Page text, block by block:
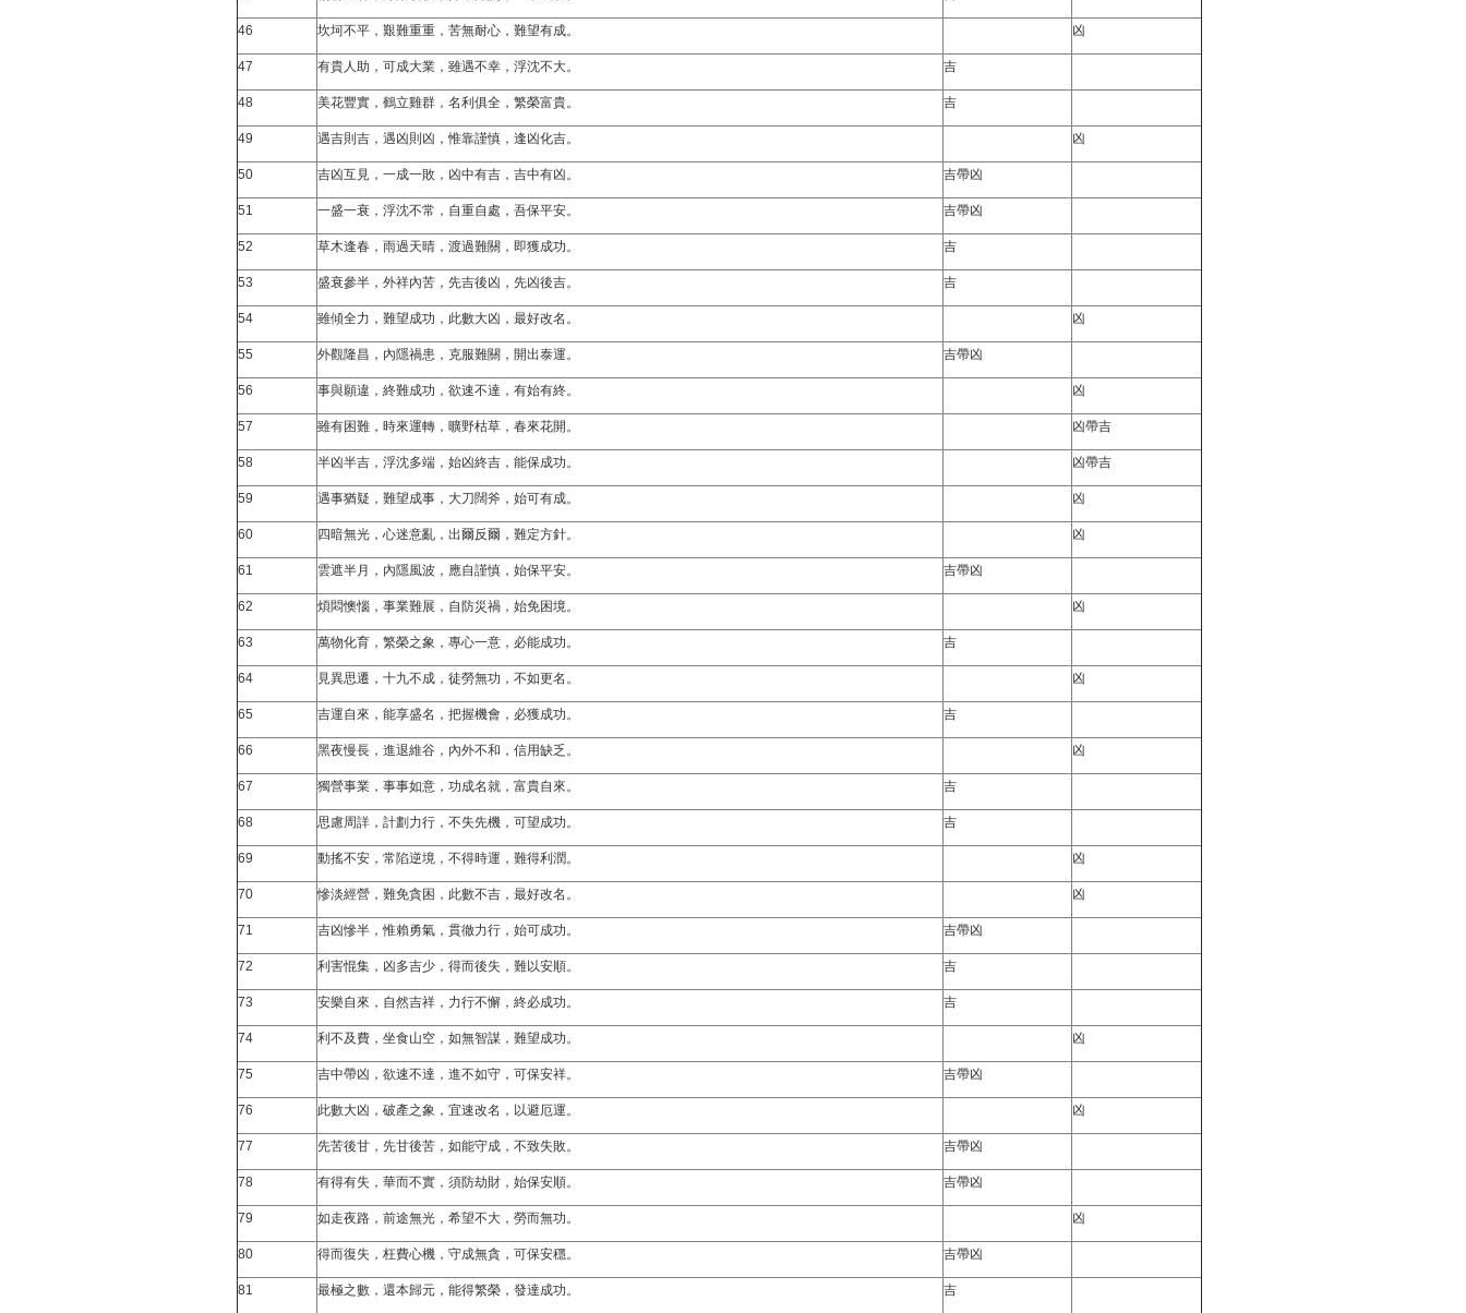
46 坎坷不平，艱難重重，苦無耐心，難望有成。 凶
47 有貴人助，可成大業，雖遇不幸，浮沈不大。 吉
48 美花豐實，鶴立雞群，名利俱全，繁榮富貴。 吉
49 遇吉則吉，遇凶則凶，惟靠謹慎，逢凶化吉。 凶
50 吉凶互見，一成一敗，凶中有吉，吉中有凶。 吉帶凶
51 一盛一衰，浮沈不常，自重自處，吾保平安。 吉帶凶
52 草木逢春，雨過天晴，渡過難關，即獲成功。 吉
53 盛衰參半，外祥內苦，先吉後凶，先凶後吉。 吉
54 雖傾全力，難望成功，此數大凶，最好改名。 凶
55 外觀隆昌，內隱禍患，克服難關，開出泰運。 吉帶凶
56 事與願違，終難成功，欲速不達，有始有終。 凶
57 雖有困難，時來運轉，曠野枯草，春來花開。 凶帶吉
58 半凶半吉，浮沈多端，始凶終吉，能保成功。 凶帶吉
59 遇事猶疑，難望成事，大刀闊斧，始可有成。 凶
60 四暗無光，心迷意亂，出爾反爾，難定方針。 凶
61 雲遮半月，內隱風波，應自謹慎，始保平安。 吉帶凶
62 煩悶懊惱，事業難展，自防災禍，始免困境。 凶
63 萬物化育，繁榮之象，專心一意，必能成功。 吉
64 見異思遷，十九不成，徒勞無功，不如更名。 凶
65 吉運自來，能享盛名，把握機會，必獲成功。 吉
66 黑夜慢長，進退維谷，內外不和，信用缺乏。 凶
67 獨營事業，事事如意，功成名就，富貴自來。 吉
68 思慮周詳，計劃力行，不失先機，可望成功。 吉
69 動搖不安，常陷逆境，不得時運，難得利潤。 凶
70 慘淡經營，難免貪困，此數不吉，最好改名。 凶
71 吉凶慘半，惟賴勇氣，貫徹力行，始可成功。 吉帶凶
72 利害惃集，凶多吉少，得而後失，難以安順。 吉
73 安樂自來，自然吉祥，力行不懈，終必成功。 吉
74 利不及費，坐食山空，如無智謀，難望成功。 凶
75 吉中帶凶，欲速不達，進不如守，可保安祥。 吉帶凶
76 此數大凶，破產之象，宜速改名，以避厄運。 凶
77 先苦後甘，先甘後苦，如能守成，不致失敗。 吉帶凶
78 有得有失，華而不實，須防劫財，始保安順。 吉帶凶
79 如走夜路，前途無光，希望不大，勞而無功。 凶
80 得而復失，枉費心機，守成無貪，可保安穩。 吉帶凶
81 最極之數，還本歸元，能得繁榮，發達成功。 吉